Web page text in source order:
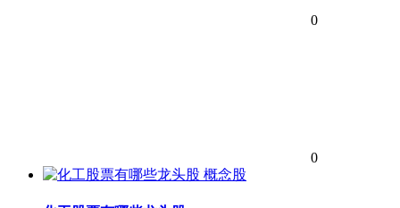
0
0
概念股